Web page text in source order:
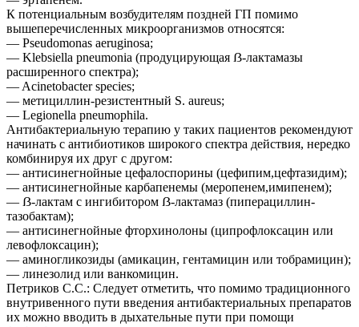
К потенциальным возбудителям поздней ГП помимо
вышеперечисленных микроорганизмов относятся:
— Pseudomonas aeruginosa;
— Klebsiella pneumonia (продуцирующая ẞ-лактамазы
расширенного спектра);
— Acinetobacter species;
— метициллин-резистентный S. aureus;
— Legionella pneumophila.
Антибактериальную терапию у таких пациентов рекомендуют
начинать с антибиотиков широкого спектра действия, нередко
комбинируя их друг с другом:
— антисинегнойные цефалоспорины (цефипим,цефтазидим);
— антисинегнойные карбапенемы (меропенем,имипенем);
— ẞ-лактам с ингибитором ẞ-лактамаз (пиперациллин-
тазобактам);
— антисинегнойные фторхинолоны (ципрофлоксацин или
левофлоксацин);
— аминогликозиды (амикацин, гентамицин или тобрамицин);
— линезолид или ванкомицин.
Петриков С.С.: Следует отметить, что помимо традиционного
внутривенного пути введения антибактериальных препаратов
их можно вводить в дыхательные пути при помощи